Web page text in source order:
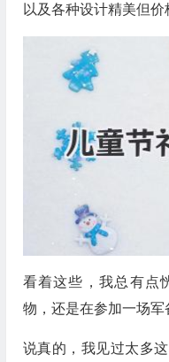
以及各种设计精美但价
看着这些，我总有点
物，还是在参加一场军
说真的，我见过太多